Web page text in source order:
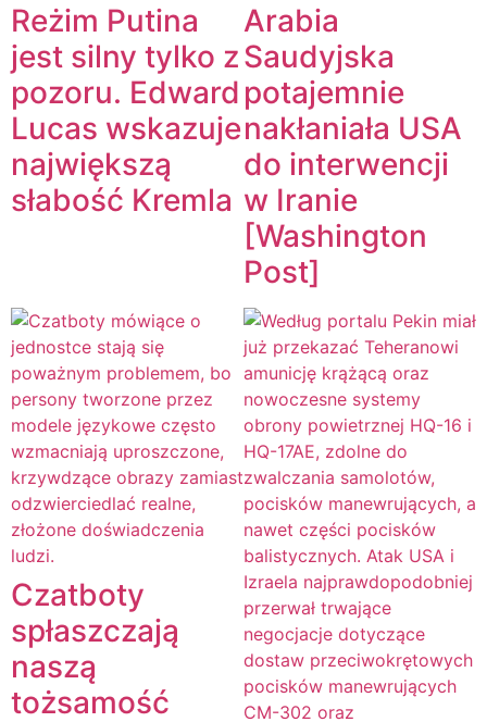
Reżim Putina
jest silny tylko z
pozoru. Edward
Lucas wskazuje
największą
słabość Kremla
Arabia
Saudyjska
potajemnie
nakłaniała USA
do interwencji
w Iranie
[Washington
Post]
Czatboty
spłaszczają
naszą
tożsamość